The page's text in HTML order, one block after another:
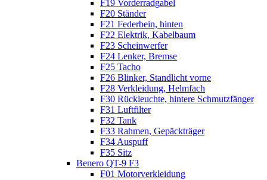
F19 Vorderradgabel
F20 Ständer
F21 Federbein, hinten
F22 Elektrik, Kabelbaum
F23 Scheinwerfer
F24 Lenker, Bremse
F25 Tacho
F26 Blinker, Standlicht vorne
F28 Verkleidung, Helmfach
F30 Rückleuchte, hintere Schmutzfänger
F31 Luftfilter
F32 Tank
F33 Rahmen, Gepäckträger
F34 Auspuff
F35 Sitz
Benero QT-9 F3
F01 Motorverkleidung